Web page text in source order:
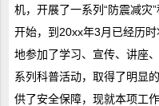
机，开展了一系列“防震减灾
开始，到20xx年3月已经历
地参加了学习、宣传、讲座
系列科普活动，取得了明显
供了安全保障，现就本项工作